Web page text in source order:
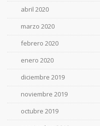
abril 2020
marzo 2020
febrero 2020
enero 2020
diciembre 2019
noviembre 2019
octubre 2019